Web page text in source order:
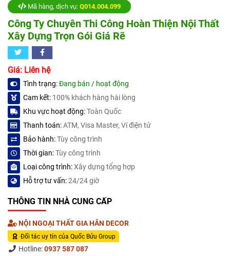
Mã hàng, dịch vụ: Q014.004.099
Công Ty Chuyên Thi Công Hoàn Thiện Nội Thất
Xây Dựng Trọn Gói Giá Rẽ
Giá: Liên hệ
Tình trạng:Đang bán / hoạt động
Cam kết: 100% khách hàng hài lòng
Khu vực hoạt động:Toàn Quốc
Thanh toán:ATM, Visa Master, Ví điện tử
Bảo hành:Tùy công trình
Thời gian:Tùy công trình
Loại công trình:Xây dựng tổng hợp
Hỗ trợ tư vấn:24/24 giờ
THÔNG TIN NHÀ CUNG CẤP
NỘI NGOẠI THẤT GIA HÂN DECOR
Đối tác uy tín của Quốc Bửu Group
Hotline:0937 587 087